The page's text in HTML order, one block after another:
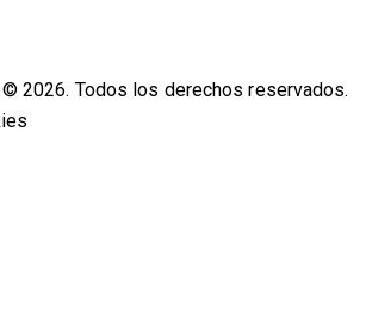
© 2026. Todos los derechos reservados.